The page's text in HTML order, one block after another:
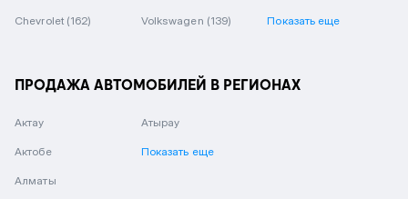
Chevrolet (162) Volkswagen (139) Показать еще
ПРОДАЖА АВТОМОБИЛЕЙ В РЕГИОНАХ
Актау
Актобе
Алматы
Атырау
Показать еще